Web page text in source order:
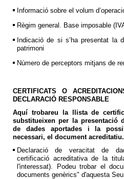
Informació sobre el volum
Règim general. Base imposable
Indicació de si s’ha presentat la
patrimoni
Número de perceptors mitjans de
CERTIFICATS O
DECLARACIÓ RESPONSABLE
Aquí trobareu la llista de
substitueixen per la presentació
de dades aportades i la
necessari, el document acreditatiu.
Declaració de veracitat de
certificació acreditativa de la
l'interessat). Podeu trobar el
documents genèrics" d'aquesta